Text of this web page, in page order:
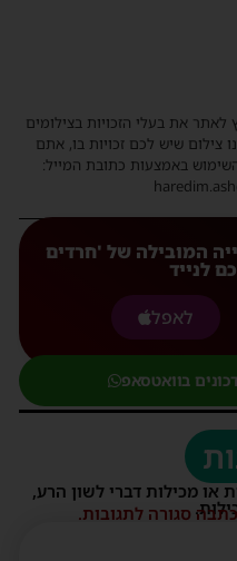
לאתר את בעלי הזכויות בצילומים
צילום שיש לכם זכויות בו, אתם
באמצעות כתובת המייל:
המובילה של 'חרדים
לנייד
לאפל
בוואטסאפ
או מכילות דברי לשון הרע,
סגורה לתגובות.